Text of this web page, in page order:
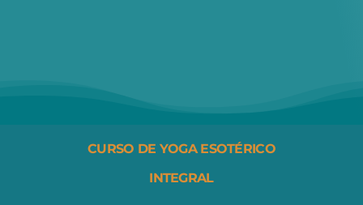
CURSO DE YOGA ESOTÉRICO
INTEGRAL